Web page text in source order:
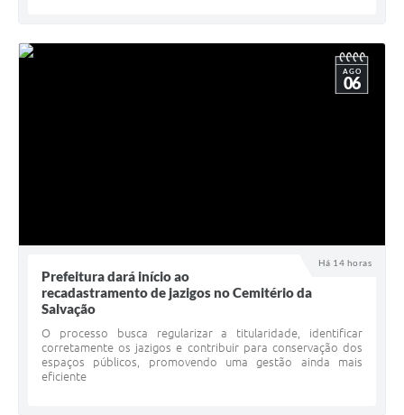
Há 14 horas
AGO
06
Prefeitura dará início ao
recadastramento de jazigos no Cemitério da
Salvação
O processo busca regularizar a titularidade, identificar
corretamente os jazigos e contribuir para conservação dos
espaços públicos, promovendo uma gestão ainda mais
eficiente